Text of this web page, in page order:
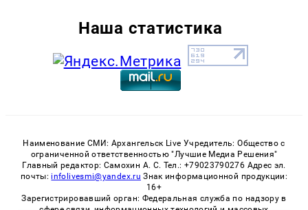
Наша статистика
Наименование СМИ: Архангельск Live Учредитель: Общество с
ограниченной ответственностью "Лучшие Медиа Решения"
Главный редактор: Самохин А. С. Тел.: +79023790276 Адрес эл.
почты: infolivesmi@yandex.ru Знак информационной продукции:
16+
Зарегистрировавший орган: Федеральная служба по надзору в